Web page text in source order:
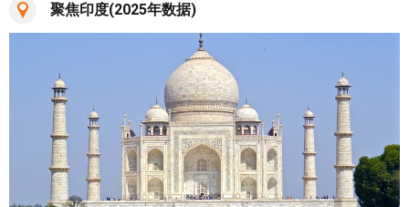
聚焦印度(2025年数据)